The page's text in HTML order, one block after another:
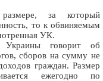
за который
то к обвиняемым
УК.
Украины говорит об
сборов на сумму не
граждан. Размер
ежегодно по